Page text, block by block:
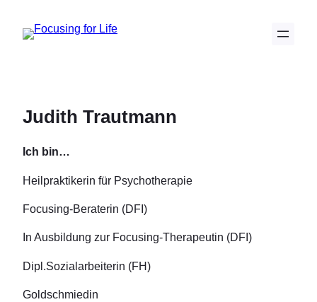
Inhalt
Judith Trautmann
Ich bin…
Heilpraktikerin für Psychotherapie
Focusing-Beraterin (DFI)
In Ausbildung zur Focusing-Therapeutin (DFI)
Dipl.Sozialarbeiterin (FH)
Goldschmiedin